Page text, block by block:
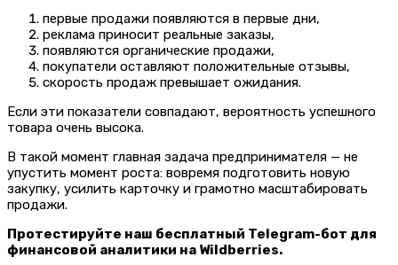
первые продажи появляются в первые дни,
реклама приносит реальные заказы,
появляются органические продажи,
покупатели оставляют положительные отзывы,
скорость продаж превышает ожидания.
Если эти показатели совпадают, вероятность успешного
товара очень высока.
В такой момент главная задача предпринимателя — не
упустить момент роста: вовремя подготовить новую
закупку, усилить карточку и грамотно масштабировать
продажи.
Протестируйте наш бесплатный Telegram-бот для
финансовой аналитики на Wildberries.